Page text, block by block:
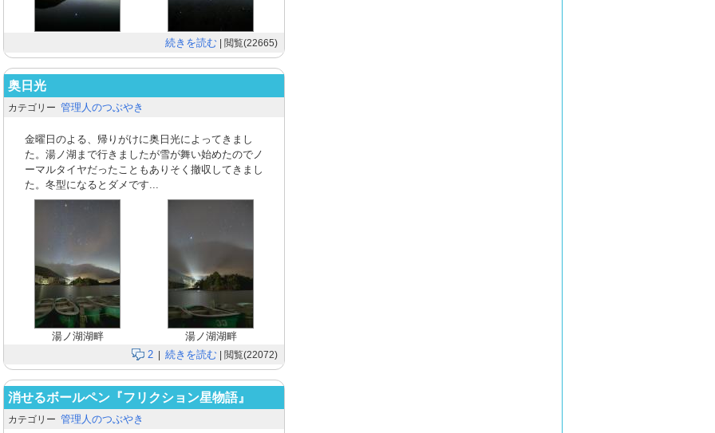
続きを読む | 閲覧(22665)
奥日光
カテゴリー 管理人のつぶやき
金曜日のよる、帰りがけに奥日光によってきまし
た。湯ノ湖まで行きましたが雪が舞い始めたのでノ
ーマルタイヤだったこともありそく撤収してきまし
た。冬型になるとダメです...
湯ノ湖湖畔
湯ノ湖湖畔
2 | 続きを読む | 閲覧(22072)
消せるボールペン『フリクション星物語』
カテゴリー 管理人のつぶやき